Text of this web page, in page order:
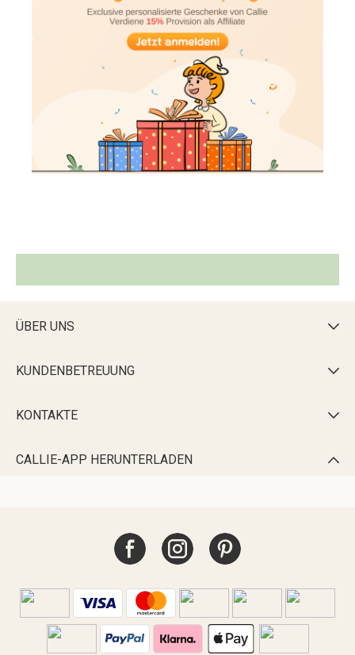
ÜBER UNS 
KUNDENBETREUUNG 
KONTAKTE 
CALLIE-APP HERUNTERLADEN 